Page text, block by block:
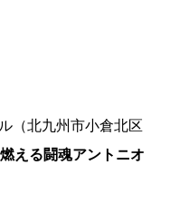
（北九州市小倉北区
燃える闘魂アントニオ